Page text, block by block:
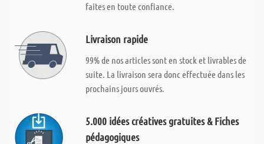
faites en toute confiance.
Livraison rapide
99% de nos articles sont en stock et livrables de
suite. La livraison sera donc effectuée dans les
prochains jours ouvrés.
5.000 idées créatives gratuites & Fiches
pédagogiques